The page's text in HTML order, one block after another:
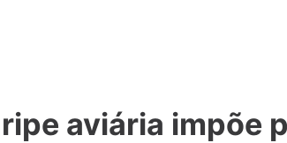
aviária impõe